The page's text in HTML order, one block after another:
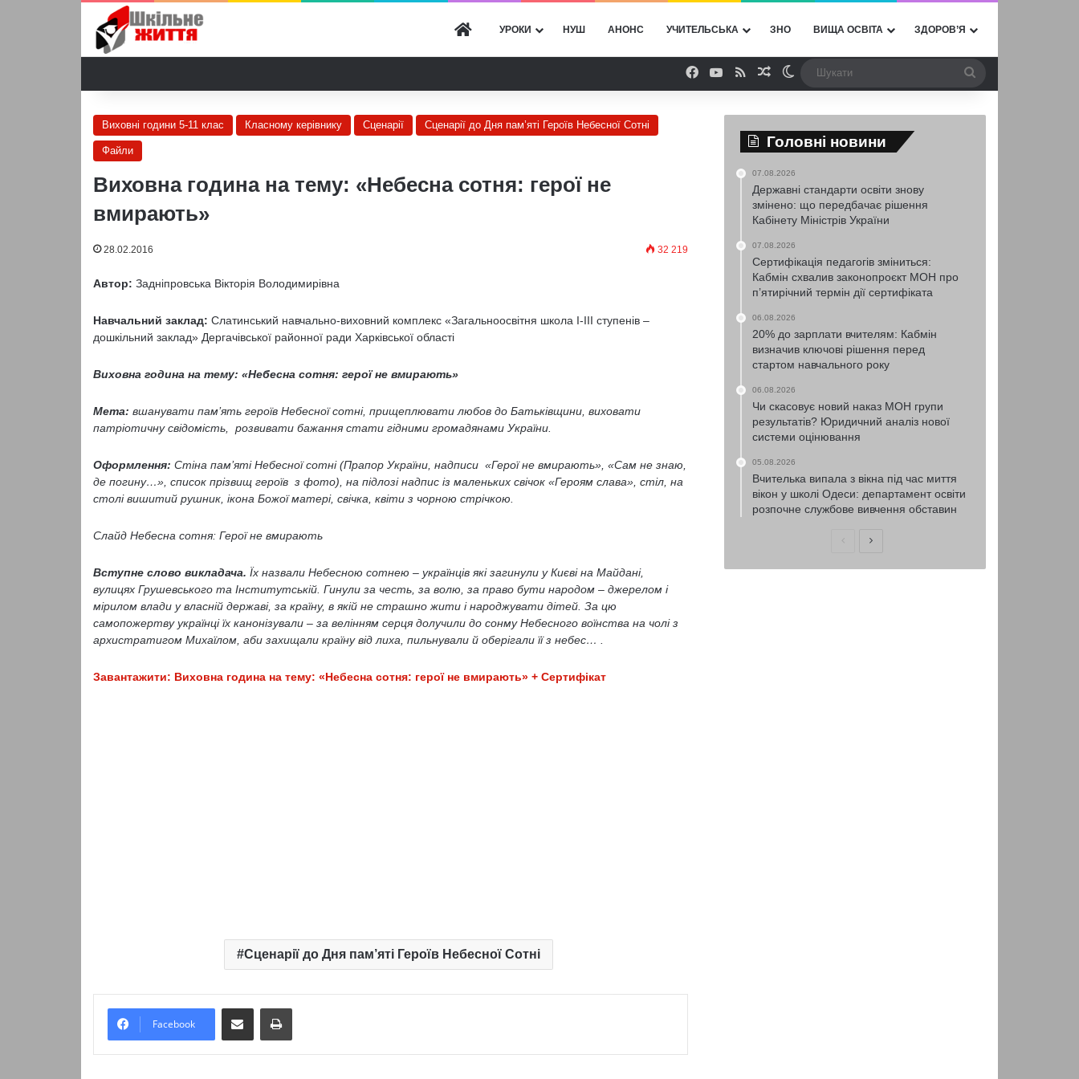
ГОЛОВНА
УРОКИ НУШ АНОНС УЧИТЕЛЬСЬКА ЗНО ВИЩА ОСВІТА ЗДОРОВ’Я
Facebook
YouTube
RSSВипадкова стаття
Switch skin
Виховні години 5-11 клас Класному керівнику Сценарії Сценарії до Дня пам’яті Героїв Небесної Сотні
Файли
Виховна година на тему: «Небесна сотня: герої не
вмирають»
28.02.2016 32 219
Автор: Задніпровська Вікторія Володимирівна
Навчальний заклад: Слатинський навчально-виховний комплекс «Загальноосвітня школа І-ІІІ ступенів –
дошкільний заклад» Дергачівської районної ради Харківської області
Виховна година на тему: «Небесна сотня: герої не вмирають»
Мета: вшанувати пам’ять героїв Небесної сотні, прищеплювати любов до Батьківщини, виховати
патріотичну свідомість, розвивати бажання стати гідними громадянами України.
Оформлення: Стіна пам’яті Небесної сотні (Прапор України, надписи «Герої не вмирають», «Сам не знаю,
де погину…», список прізвищ героїв з фото), на підлозі надпис із маленьких свічок «Героям слава», стіл, на
столі вишитий рушник, ікона Божої матері, свічка, квіти з чорною стрічкою.
Слайд Небесна сотня: Герої не вмирають
Вступне слово викладача. Їх назвали Небесною сотнею – українців які загинули у Києві на Майдані,
вулицях Грушевського та Інститутській. Гинули за честь, за волю, за право бути народом – джерелом і
мірилом влади у власній державі, за країну, в якій не страшно жити і народжувати дітей. За цю
самопожертву українці їх канонізували – за велінням серця долучили до сонму Небесного воїнства на чолі з
архистратигом Михаїлом, аби захищали країну від лиха, пильнували й оберігали її з небес… .
Завантажити: Виховна година на тему: «Небесна сотня: герої не вмирають» + Сертифікат
Сценарії до Дня пам’яті Героїв Небесної Сотні
Facebook
Надіслати електронною поштоюНадрукувати
Головні новини
07.08.2026
Державні стандарти освіти знову
змінено: що передбачає рішення
Кабінету Міністрів України
07.08.2026
Сертифікація педагогів зміниться:
Кабмін схвалив законопроєкт МОН про
п’ятирічний термін дії сертифіката
06.08.2026
20% до зарплати вчителям: Кабмін
визначив ключові рішення перед
стартом навчального року
06.08.2026
Чи скасовує новий наказ МОН групи
результатів? Юридичний аналіз нової
системи оцінювання
05.08.2026
Вчителька випала з вікна під час миття
вікон у школі Одеси: департамент освіти
розпочне службове вивчення обставин
ПопередняНаступна